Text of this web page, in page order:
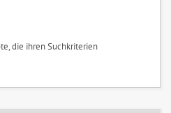
die ihren Suchkriterien